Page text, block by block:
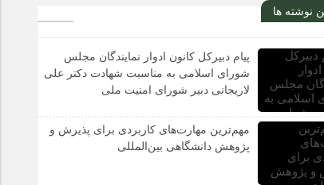
نوشته ها
پیام دبیرکل کانون ادوار نمایندگان مجلس
شورای اسلامی به مناسبت شهادت دکتر علی
لاریجانی دبیر شورای امنیت ملی
مهم‌ترین مهارت‌های کاربردی برای پذیرش و
پژوهش دانشگاهی بین‌المللی